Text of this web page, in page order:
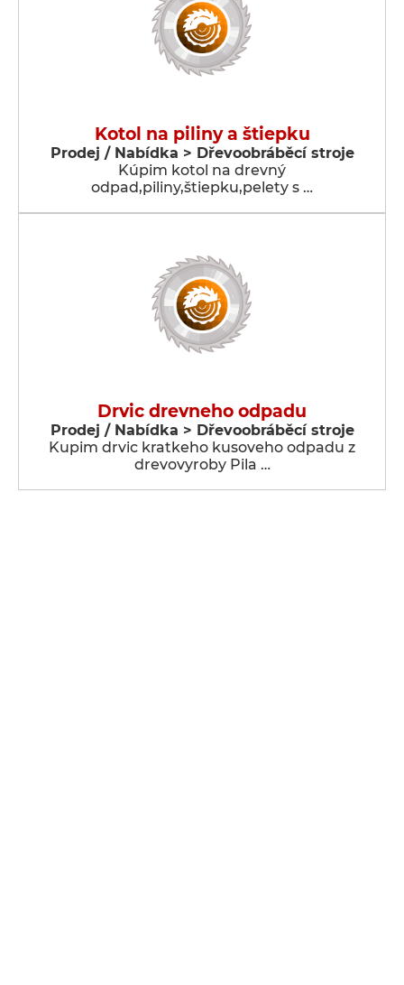
Kotol na piliny a štiepku
Prodej / Nabídka > Dřevoobráběcí stroje
Kúpim kotol na drevný
odpad,piliny,štiepku,pelety s …
Drvic drevneho odpadu
Prodej / Nabídka > Dřevoobráběcí stroje
Kupim drvic kratkeho kusoveho odpadu z
drevovyroby Pila …